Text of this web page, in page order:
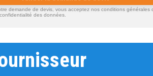
demande de devis, vous acceptez nos conditions générales
des données.